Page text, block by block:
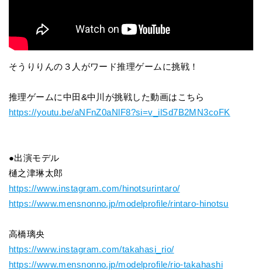
そうりりんの３人がワード推理ゲームに挑戦！
推理ゲームに中田&中川が挑戦した動画はこちら
https://youtu.be/aNFnZ0aNlF8?si=v_ilSd7B2MN3coFK
●出演モデル
樋之津琳太郎
https://www.instagram.com/hinotsurintaro/
https://www.mensnonno.jp/modelprofile/rintaro-hinotsu
高橋璃央
https://www.instagram.com/takahasi_rio/
https://www.mensnonno.jp/modelprofile/rio-takahashi